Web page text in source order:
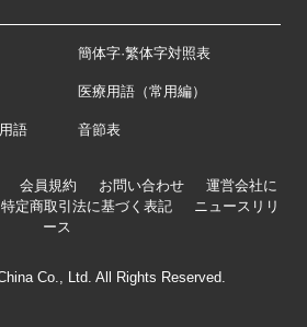
簡体字·繁体字対照表
医療用語（常用編）
語 音節表
会員規約 お問い合わせ
運営会社に
特定商取引法に基づく表記
ニュースリリ
ース
Co., Ltd. All Rights Reserved.